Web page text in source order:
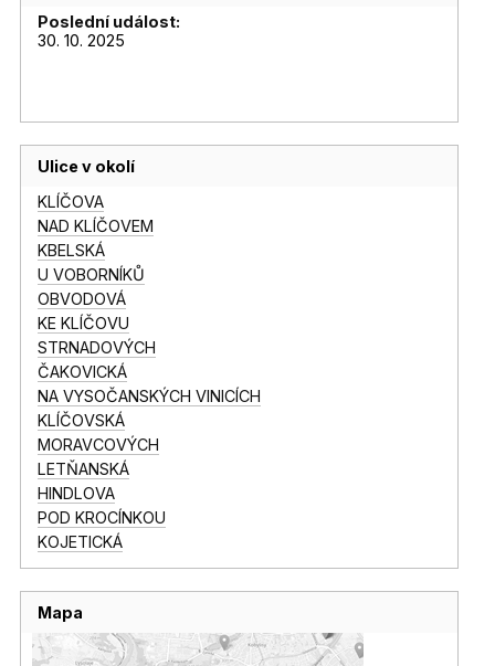
Poslední událost:
30. 10. 2025
Ulice v okolí
KLÍČOVA
NAD KLÍČOVEM
KBELSKÁ
U VOBORNÍKŮ
OBVODOVÁ
KE KLÍČOVU
STRNADOVÝCH
ČAKOVICKÁ
NA VYSOČANSKÝCH VINICÍCH
KLÍČOVSKÁ
MORAVCOVÝCH
LETŇANSKÁ
HINDLOVA
POD KROCÍNKOU
KOJETICKÁ
Mapa